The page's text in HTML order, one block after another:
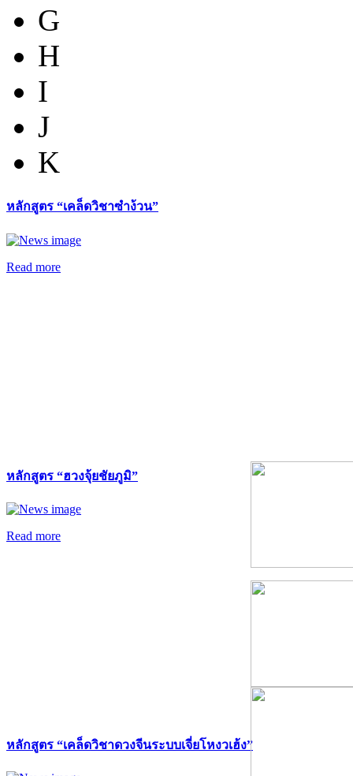
G
H
I
J
K
หลักสูตร “เคล็ดวิชาซำง้วน”
Read more
หลักสูตร “ฮวงจุ้ยชัยภูมิ”
Read more
หลักสูตร “เคล็ดวิชาดวงจีนระบบเจี่ยโหงวเฮ้ง”